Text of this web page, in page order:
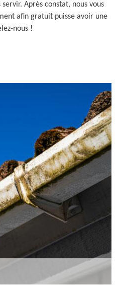
Après constat, nous vous
afin gratuit puisse avoir une
nous !